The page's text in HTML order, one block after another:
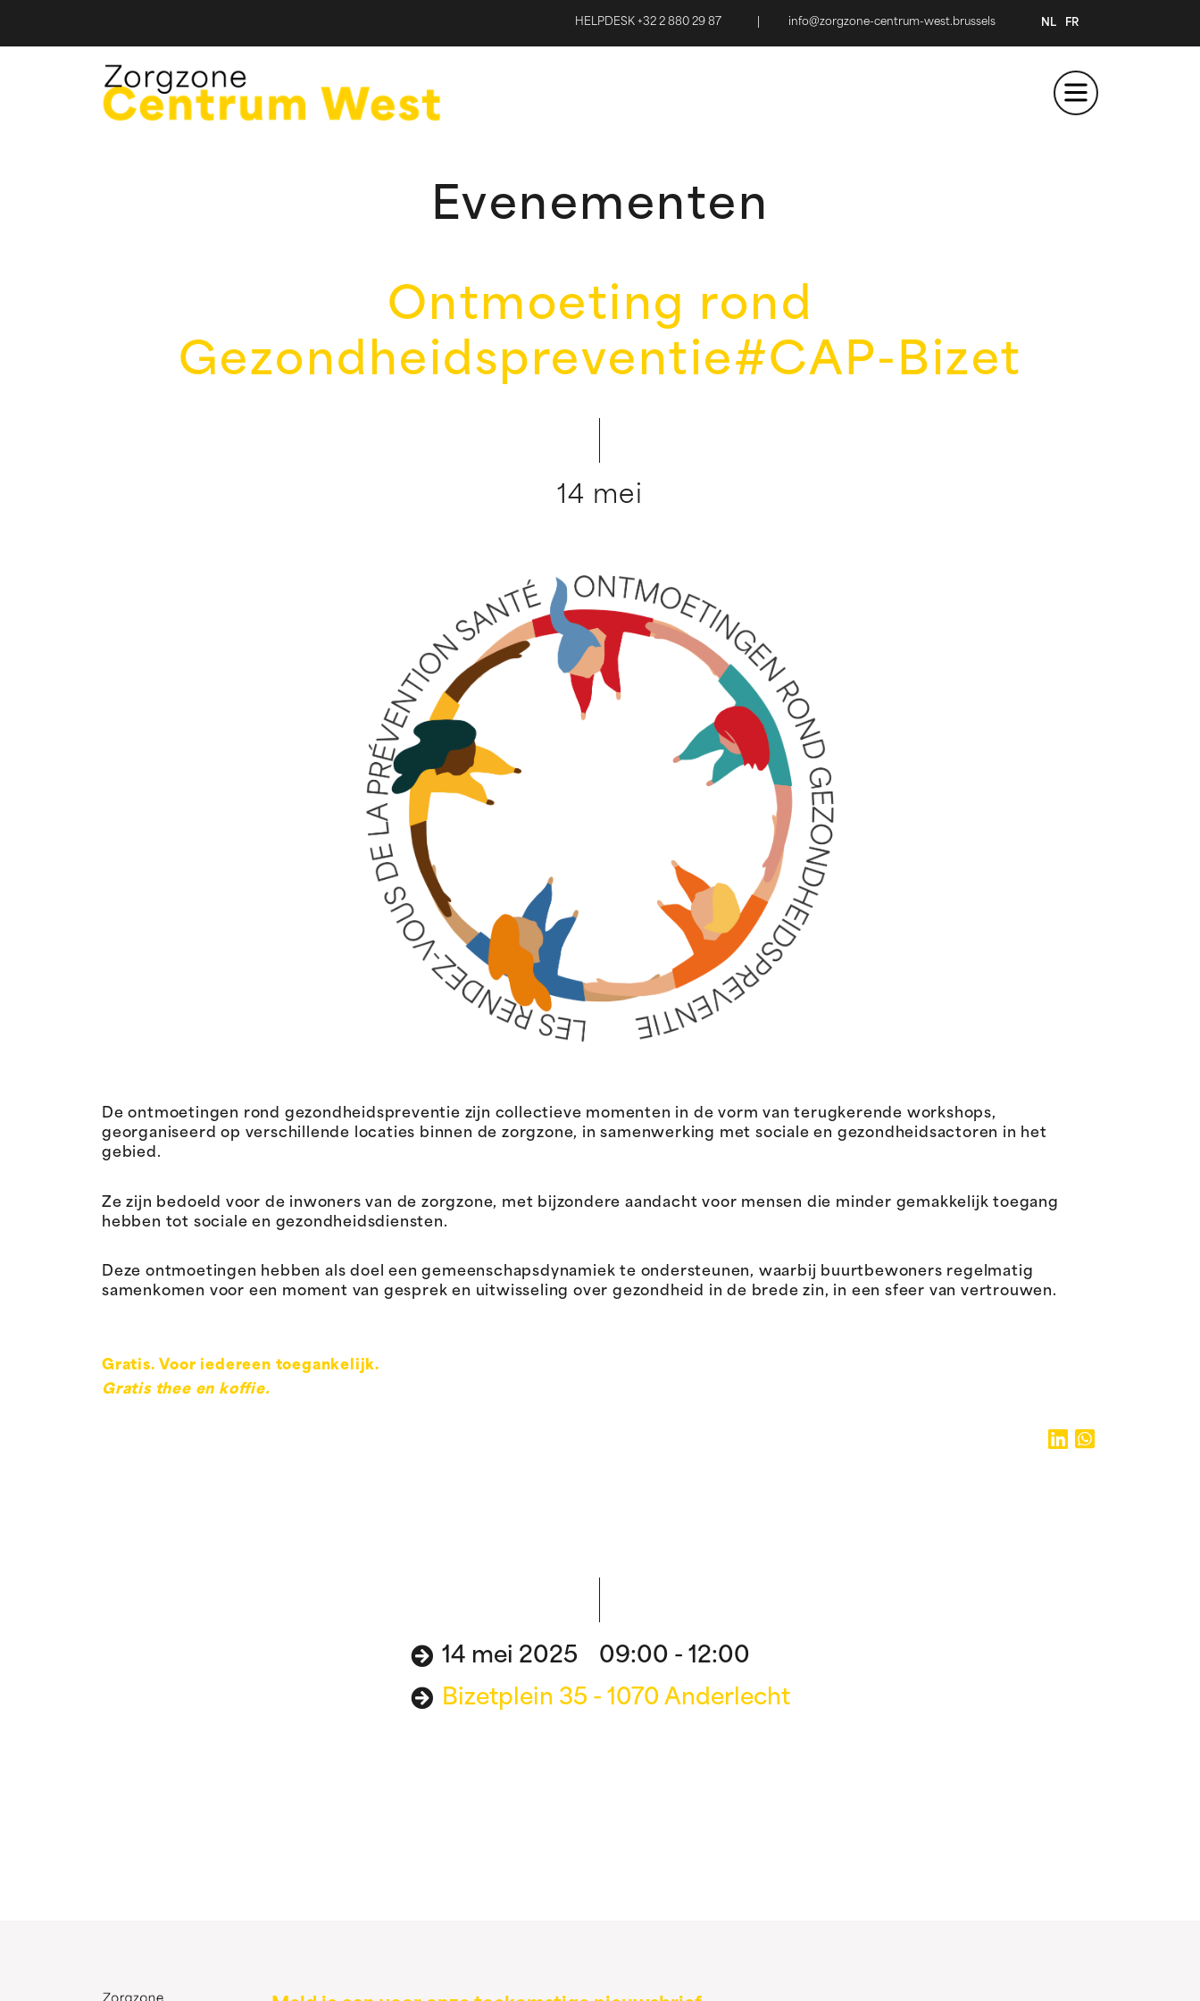
HELPDESK +32 2 880 29 87 info@zorgzone-centrum-west.brussels NL FR
Evenementen
Ontmoeting rond
Gezondheidspreventie#CAP-Bizet
14 mei
De ontmoetingen rond gezondheidspreventie zijn collectieve momenten in de vorm van terugkerende workshops,
georganiseerd op verschillende locaties binnen de zorgzone, in samenwerking met sociale en gezondheidsactoren in het
gebied.
Ze zijn bedoeld voor de inwoners van de zorgzone, met bijzondere aandacht voor mensen die minder gemakkelijk toegang
hebben tot sociale en gezondheidsdiensten.
Deze ontmoetingen hebben als doel een gemeenschapsdynamiek te ondersteunen, waarbij buurtbewoners regelmatig
samenkomen voor een moment van gesprek en uitwisseling over gezondheid in de brede zin, in een sfeer van vertrouwen.
Gratis. Voor iedereen toegankelijk.
Gratis thee en koffie.
14 mei 2025 09:00 - 12:00
Bizetplein 35 - 1070 Anderlecht